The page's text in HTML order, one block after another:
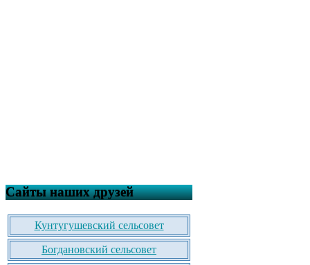
Сайты наших друзей
Кунтугушевский сельсовет
Богдановский сельсовет